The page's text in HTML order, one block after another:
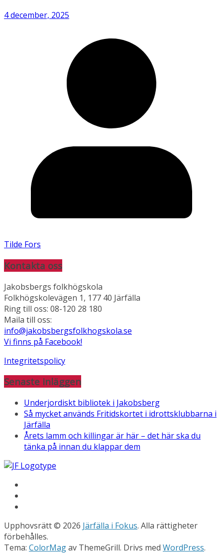
4 december, 2025
Tilde Fors
Kontakta oss
Jakobsbergs folkhögskola
Folkhögskolevägen 1, 177 40 Järfälla
Ring till oss: 08-120 28 180
Maila till oss:
info@jakobsbergsfolkhogskola.se
Vi finns på Facebook!
Integritetspolicy
Senaste inläggen
Underjordiskt bibliotek i Jakobsberg
Så mycket används Fritidskortet i idrottsklubbarna i
Järfälla
Årets lamm och killingar är här – det här ska du
tänka på innan du klappar dem
Upphovsrätt © 2026 Järfälla i Fokus. Alla rättigheter
förbehålles.
Tema: ColorMagav ThemeGrill. Drivs med WordPress.